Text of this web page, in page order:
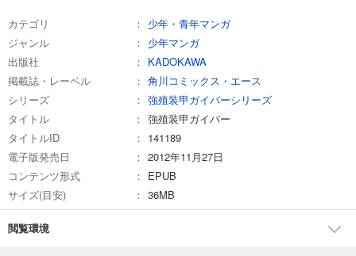
カテゴリ
少年・青年マンガ
ジャンル
少年マンガ
出版社
KADOKAWA
掲載誌・レーベル
角川コミックス・エース
シリーズ
強殖装甲ガイバーシリーズ
タイトル
強殖装甲ガイバー
タイトルID
141189
電子版発売日
2012年11月27日
コンテンツ形式
EPUB
サイズ(目安)
36MB
閲覧環境